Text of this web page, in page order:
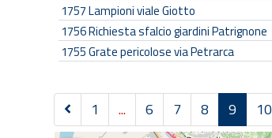
1757Lampioni viale Giotto
1756Richiesta sfalcio giardini Patrignone
1755Grate pericolose via Petrarca
P
1 ... 6 7 8 9 10